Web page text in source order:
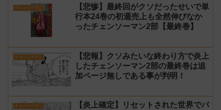
チェンソーマン
【悲惨】最終回がクソだったせいで単
行本24巻の初週売上も全然伸びなか
ったチェンソーマン2部【最終巻】
チェンソーマン
【悲報】クソみたいな終わり方で炎上
したチェンソーマン2部の最終巻は追
加ページ無しである事が判明！
チェンソーマン
【炎上確定】リセットされた世界でパ